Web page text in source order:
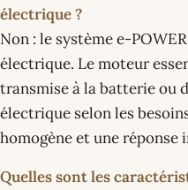
électrique ?
Non : le système e-
électrique. Le moteur
transmise à la batterie ou
électrique selon les
homogène et une réponse
Quelles sont les